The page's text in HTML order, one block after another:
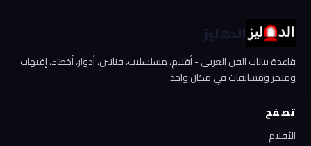
الدهليز
قاعدة بيانات الفن العربي - أفلام، مسلسلات، فنانين، أدوار، أخطاء، إفيهات
وميمز ومسابقات في مكان واحد.
تصفح
الأفلام